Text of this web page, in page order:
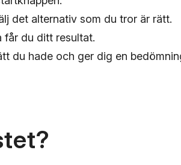
det alternativ som du tror är rätt.
får du ditt resultat.
du hade och ger dig en